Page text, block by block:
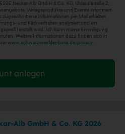
Neckar-Alb GmbH & Co. KG, Uhlandstraße 2,
Verlagsprodukte und Events informiert
zugeschnittene Informationen per Mail erhalten
und Klickverhalten analysiert und ein
erstellt wird. Ich kann meine Einwilligung
Weitere Informationen dazu finden sich in
www.schwarzwaelder-bote.de/privacy
anlegen
Alb GmbH & Co. KG 2026